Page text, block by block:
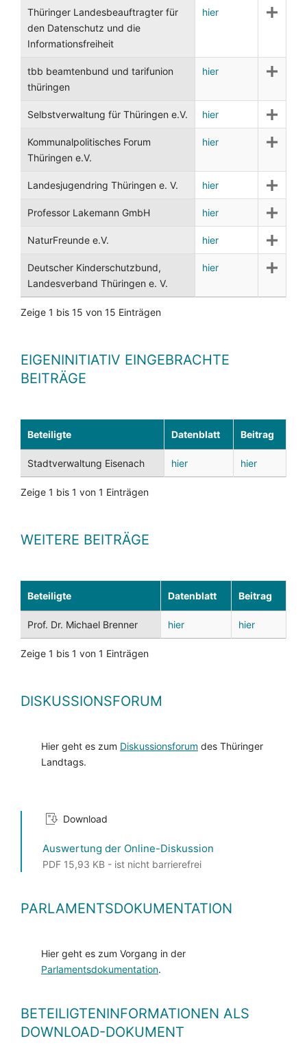
Thüringer Landesbeauftragter für
den Datenschutz und die
Informationsfreiheit
hier
tbb beamtenbund und tarifunion
thüringen
hier
Selbstverwaltung für Thüringen e.V. hier
Kommunalpolitisches Forum
Thüringen e.V.
hier
Landesjugendring Thüringen e. V. hier
Professor Lakemann GmbH hier
NaturFreunde e.V. hier
Deutscher Kinderschutzbund,
Landesverband Thüringen e. V.
hier
Zeige 1 bis 15 von 15 Einträgen
EIGENINITIATIV EINGEBRACHTE
BEITRÄGE
Beteiligte Datenblatt Beitrag
Stadtverwaltung Eisenach hier hier
Zeige 1 bis 1 von 1 Einträgen
WEITERE BEITRÄGE
Beteiligte Datenblatt Beitrag
Prof. Dr. Michael Brenner hier hier
Zeige 1 bis 1 von 1 Einträgen
DISKUSSIONSFORUM
Hier geht es zum Diskussionsforum des Thüringer
Landtags.
Download
Auswertung der Online-Diskussion
PDF 15,93 KB - ist nicht barrierefrei
PARLAMENTSDOKUMENTATION
Hier geht es zum Vorgang in der
Parlamentsdokumentation.
BETEILIGTENINFORMATIONEN ALS
DOWNLOAD-DOKUMENT